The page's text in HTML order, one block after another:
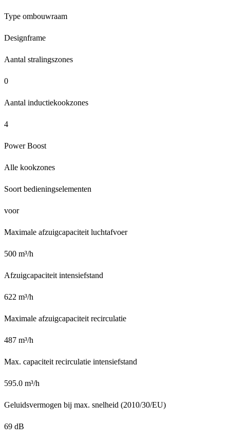
Type ombouwraam
Designframe
Aantal stralingszones
0
Aantal inductiekookzones
4
Power Boost
Alle kookzones
Soort bedieningselementen
voor
Maximale afzuigcapaciteit luchtafvoer
500 m³/h
Afzuigcapaciteit intensiefstand
622 m³/h
Maximale afzuigcapaciteit recirculatie
487 m³/h
Max. capaciteit recirculatie intensiefstand
595.0 m³/h
Geluidsvermogen bij max. snelheid (2010/30/EU)
69 dB